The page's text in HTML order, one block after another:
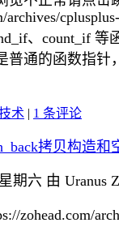
archives/
、count_if 等
普通的函数指针
术 | 1 条评论
拷贝构造和
期六 由 Uranus
zohead.com/